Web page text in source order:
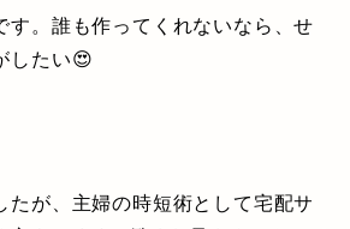
す。誰も作ってくれないなら、せ
したい😍
たが、主婦の時短術として宅配サ